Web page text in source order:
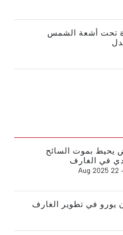
تحت أشعة الشمس
يحيط بموت السائح
في الغارف
22 Aug 2025